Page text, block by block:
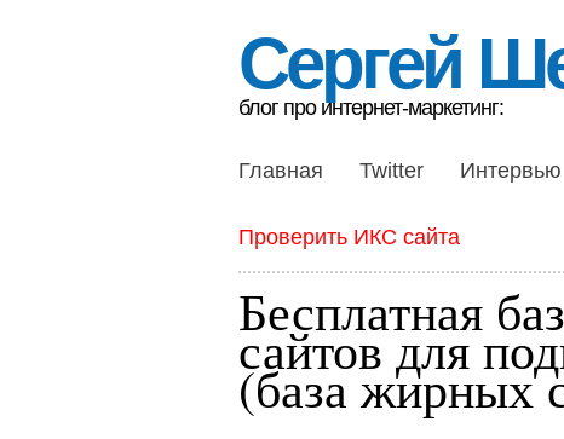
Сергей
блог про интернет-маркетинг:
Главная Twitter Интервью
Проверить ИКС сайта
Бесплатная
сайтов для
(база жирных